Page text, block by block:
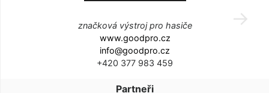
značková výstroj pro hasiče
www.goodpro.cz
info@goodpro.cz
+420 377 983 459
Partneři